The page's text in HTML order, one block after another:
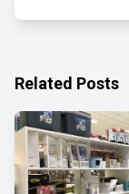
Related Posts